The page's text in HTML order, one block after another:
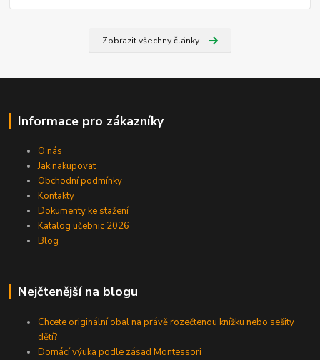
Zobrazit všechny články
Informace pro zákazníky
O nás
Jak nakupovat
Obchodní podmínky
Kontakty
Dokumenty ke stažení
Katalog učebnic 2026
Blog
Nejčtenější na blogu
Chcete originální obal na právě rozečtenou knížku nebo sešity
dětí?
Domácí výuka podle zásad Montessori